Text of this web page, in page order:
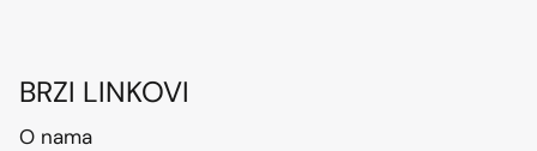
BRZI LINKOVI
O nama